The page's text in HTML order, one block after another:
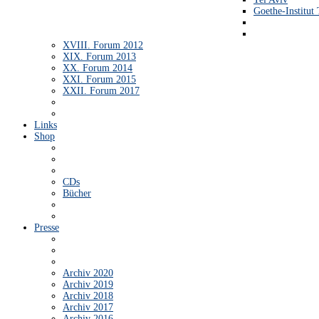
Goethe-Institut
XVIII. Forum 2012
XIX. Forum 2013
XX. Forum 2014
XXI. Forum 2015
XXII. Forum 2017
Links
Shop
CDs
Bücher
Presse
Archiv 2020
Archiv 2019
Archiv 2018
Archiv 2017